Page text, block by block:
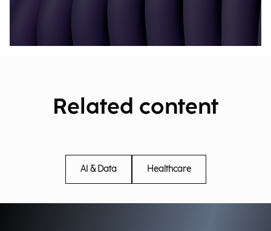
Related content
AI & Data Healthcare